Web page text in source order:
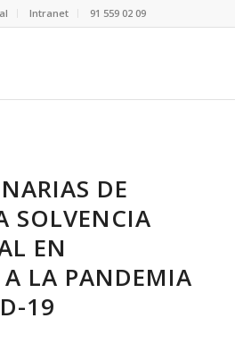
Intranet 91 559 02 09
DE
SOLVENCIA
EN
A LA PANDEMIA
19